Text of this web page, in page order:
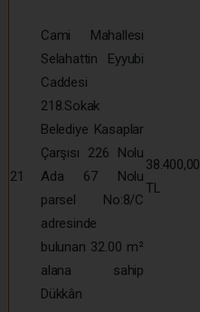
21
Cami Mahallesi
Selahattin Eyyubi
Caddesi
218.Sokak
Belediye Kasaplar
Çarşısı 226 Nolu
Ada 67 Nolu
parsel No:8/C
adresinde
bulunan 32.00 m²
alana sahip
Dükkân
38.400,00
TL